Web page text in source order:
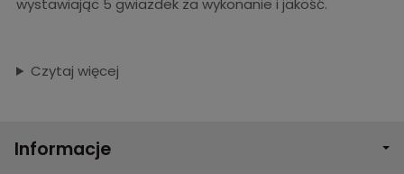
wystawiając 5 gwiazdek za wykonanie i jakość.
Czytaj więcej
Informacje